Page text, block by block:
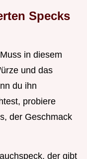
Specks
in diesem
und das
du ihn
probiere
der Geschmack
der gibt